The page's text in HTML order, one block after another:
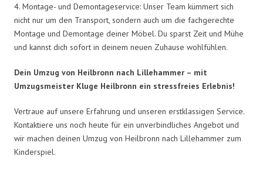
4. Montage- und Demontageservice: Unser Team kümmert sich
nicht nur um den Transport, sondern auch um die fachgerechte
Montage und Demontage deiner Möbel. Du sparst Zeit und Mühe
und kannst dich sofort in deinem neuen Zuhause wohlfühlen.
Dein Umzug von Heilbronn nach Lillehammer – mit
Umzugsmeister Kluge Heilbronn ein stressfreies Erlebnis!
Vertraue auf unsere Erfahrung und unseren erstklassigen Service.
Kontaktiere uns noch heute für ein unverbindliches Angebot und
wir machen deinen Umzug von Heilbronn nach Lillehammer zum
Kinderspiel.